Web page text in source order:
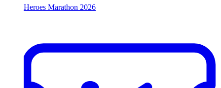
Heroes Marathon 2026